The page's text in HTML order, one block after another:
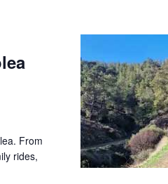
From
rides,